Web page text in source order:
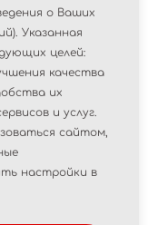
о Ваших
Указанная
целей:
качества
их
и услуг.
сайтом,
настройки в